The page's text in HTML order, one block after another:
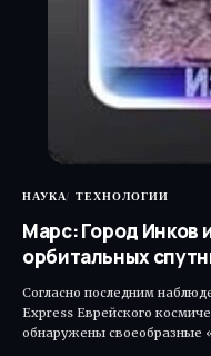
НАУКА ТЕХНОЛОГИИ
Марс: Город Инков
орбитальных
Согласно последним
Express Еврейского
обнаружены своеобразные